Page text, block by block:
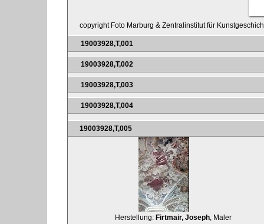
copyright Foto Marburg & Zentralinstitut für
19003928,T,001
19003928,T,002
19003928,T,003
19003928,T,004
19003928,T,005
Herstellung: Firtmair, Joseph, Maler